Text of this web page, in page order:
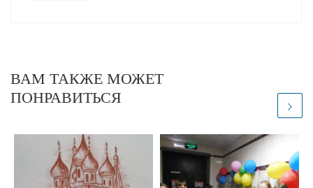
ВАМ ТАКЖЕ МОЖЕТ
ПОНРАВИТЬСЯ